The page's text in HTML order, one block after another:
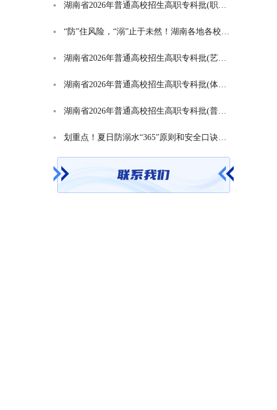
湖南省2026年普通高校招生高职专科批(职高对口类)第一次投档分数线
“防”住风险，“溺”止于未然！湖南各地各校打响防溺水“保卫战”
湖南省2026年普通高校招生高职专科批(艺术类)第一次投档分数线
湖南省2026年普通高校招生高职专科批(体育类)第一次投档分数线
湖南省2026年普通高校招生高职专科批(普通类)第一次投档分数线
划重点！夏日防溺水“365”原则和安全口诀一起学